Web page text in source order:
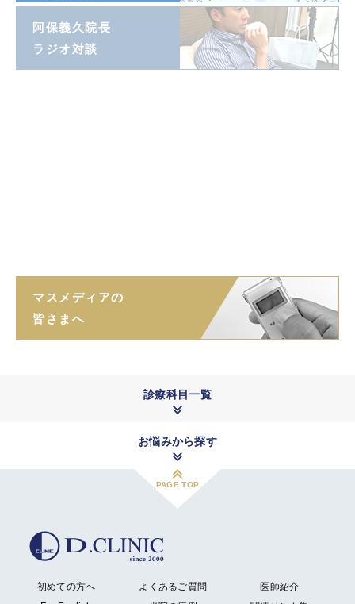
阿保義久院長
ラジオ対談
マスメディアの
皆さまへ
診療科目一覧
お悩みから探す
PAGE TOP
初めての方へ よくあるご質問
医師紹介